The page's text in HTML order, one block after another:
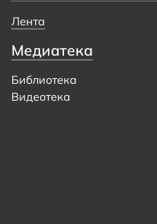
Лента
Медиатека
Библиотека
Видеотека